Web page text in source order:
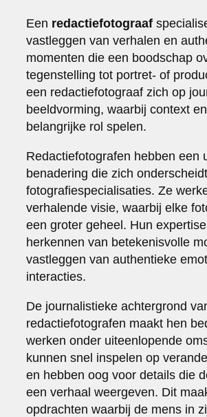
Een redactiefotograaf
vastleggen van verhalen en
momenten die een boodschap
tegenstelling tot portret- of
een redactiefotograaf zich op
beeldvorming, waarbij context
belangrijke rol spelen.
Redactiefotografen hebben een
benadering die zich
fotografiespecialisaties. Ze
verhalende visie, waarbij elke
een groter geheel. Hun
herkennen van betekenisvolle
vastleggen van authentieke
interacties.
De journalistieke achtergrond
redactiefotografen maakt hen
werken onder uiteenlopende
kunnen snel inspelen op
en hebben oog voor details die
een verhaal weergeven. Dit
opdrachten waarbij de mens in